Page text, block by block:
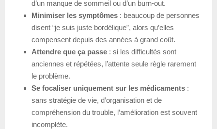
d’un manque de sommeil ou d’un burn-out.
Minimiser les symptômes : beaucoup de personnes
disent “je suis juste bordélique”, alors qu’elles
compensent depuis des années à grand coût.
Attendre que ça passe : si les difficultés sont
anciennes et répétées, l’attente seule règle rarement
le problème.
Se focaliser uniquement sur les médicaments :
sans stratégie de vie, d’organisation et de
compréhension du trouble, l’amélioration est souvent
incomplète.